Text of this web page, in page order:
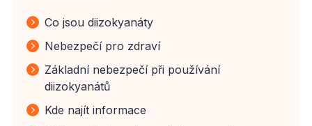
Co jsou diizokyanáty
Nebezpečí pro zdraví
Základní nebezpečí při používání
diizokyanátů
Kde najít informace